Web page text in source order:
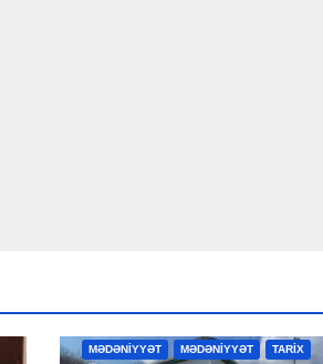
MƏDƏNİYYƏT MƏDƏNİYYƏT TARİX